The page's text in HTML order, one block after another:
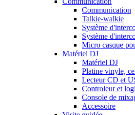
Communication
Talkie-walkie
Système
Système
Micro casque
Matériel DJ
Matériel DJ
Platine vinyle,
Lecteur CD et
Controleur et
Console de
Accessoire